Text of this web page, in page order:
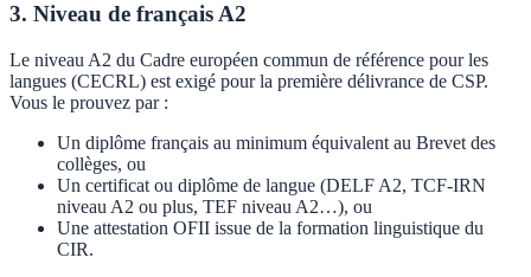
3. Niveau de français A2
Le niveau A2 du Cadre européen commun de référence pour les
langues (CECRL) est exigé pour la première délivrance de CSP.
Vous le prouvez par :
Un diplôme français au minimum équivalent au Brevet des
collèges, ou
Un certificat ou diplôme de langue (DELF A2, TCF-IRN
niveau A2 ou plus, TEF niveau A2…), ou
Une attestation OFII issue de la formation linguistique du
CIR.